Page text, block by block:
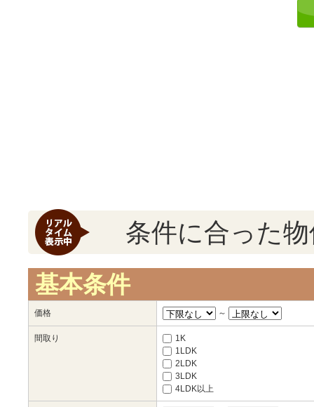
条件に合った
基本条件
価格 ～
間取り
1K
1LDK
2LDK
3LDK
4LDK以上